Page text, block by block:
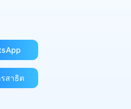
สาธิต